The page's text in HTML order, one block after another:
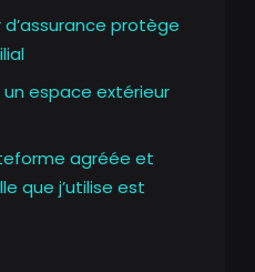
protège
espace extérieur
agréée et
que j’utilise est